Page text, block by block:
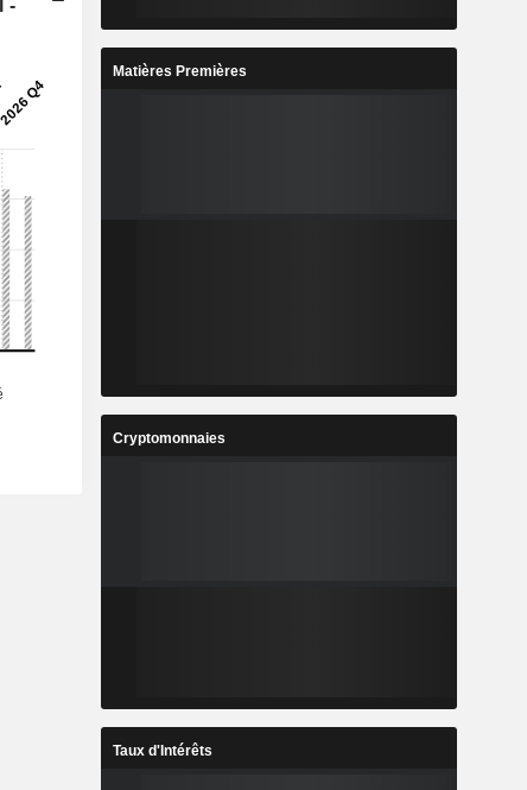
-
Matières Premières
Cryptomonnaies
Taux d'Intérêts